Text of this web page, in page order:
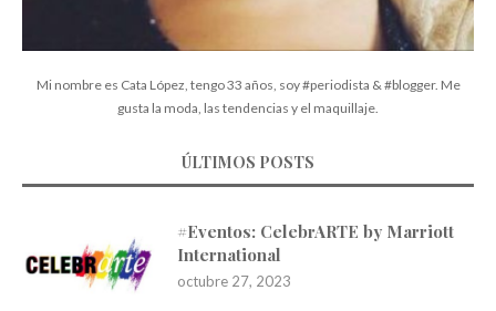
Mi nombre es Cata López, tengo 33 años, soy #periodista & #blogger. Me
gusta la moda, las tendencias y el maquillaje.
ÚLTIMOS POSTS
#Eventos: CelebrARTE by Marriott
International
octubre 27, 2023